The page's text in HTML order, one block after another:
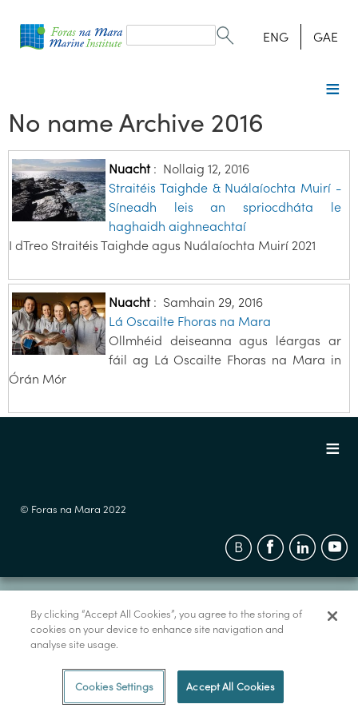
form
Search ENG GAE
No name Archive 2016
Nuacht: Nollaig 12, 2016
Straitéis Taighde & Nuálaíochta Muirí -
Síneadh leis an spriocdháta le
haghaidh aighneachtaí
I dTreo Straitéis Taighde agus Nuálaíochta Muirí 2021
Nuacht: Samhain 29, 2016
Lá Oscailte Fhoras na Mara
Ollmhéid deiseanna agus léargas ar
fáil ag Lá Oscailte Fhoras na Mara in
Órán Mór
© Foras na Mara 2022
By clicking “Accept All Cookies”, you agree to the storing of
cookies on your device to enhance site navigation and
analyse site usage.
Cookies Settings Accept All Cookies